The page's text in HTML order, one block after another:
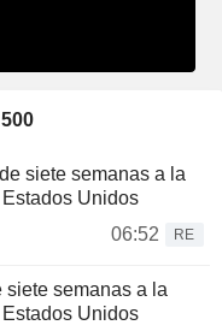
siete semanas a la
Unidos
06:52
RE
siete semanas a la
Unidos